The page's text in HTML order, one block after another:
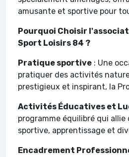
amusante et sportive pour
Pourquoi Choisir
Sport Loisirs 84 ?
Pratique sportive : Une
pratiquer des activités
prestigieux et inspirant, la
Activités Éducatives et
programme équilibré qui
sportive, apprentissage et
Encadrement